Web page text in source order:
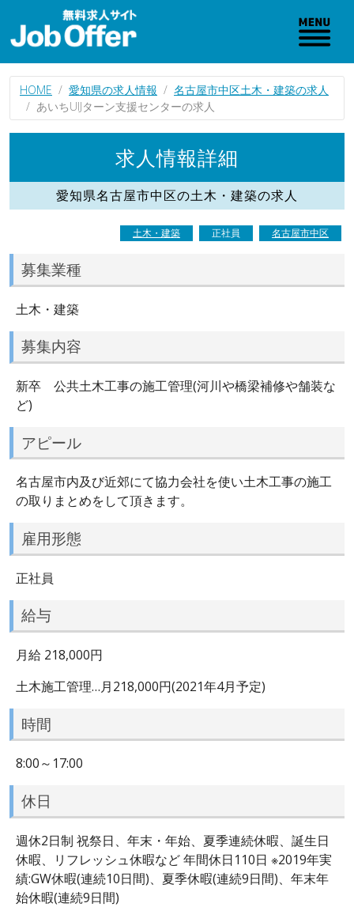
HOME 愛知県の求人情報
名古屋市中区土木・建築の求人
あいちUIJターン支援センターの求人
求人情報詳細
愛知県名古屋市中区の土木・建築の求人
土木・建築 正社員 名古屋市中区
募集業種
土木・建築
募集内容
新卒 公共土木工事の施工管理(河川や橋梁補修や舗装な
ど)
アピール
名古屋市内及び近郊にて協力会社を使い土木工事の施工
の取りまとめをして頂きます。
雇用形態
正社員
給与
月給 218,000円
土木施工管理…月218,000円(2021年4月予定)
時間
8:00～17:00
休日
週休2日制 祝祭日、年末・年始、夏季連続休暇、誕生日
休暇、リフレッシュ休暇など 年間休日110日 ※2019年実
績:GW休暇(連続10日間)、夏季休暇(連続9日間)、年末年
始休暇(連続9日間)